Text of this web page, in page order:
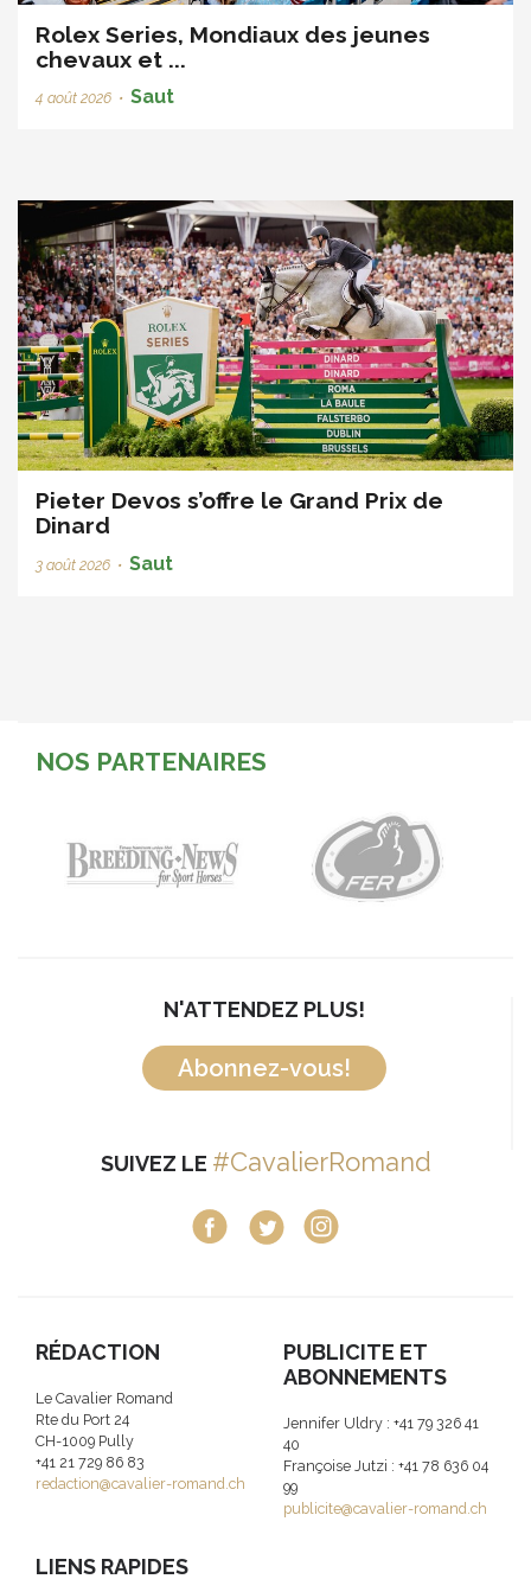
Rolex Series, Mondiaux des jeunes
chevaux et ...
4 août 2026 • Saut
Pieter Devos s’offre le Grand Prix de
Dinard
3 août 2026 • Saut
NOS PARTENAIRES
N'ATTENDEZ PLUS!
Abonnez-vous!
SUIVEZ LE #CavalierRomand
RÉDACTION
Le Cavalier Romand
Rte du Port 24
CH-1009 Pully
+41 21 729 86 83
redaction@cavalier-romand.ch
PUBLICITE ET
ABONNEMENTS
Jennifer Uldry : +41 79 326 41
40
Françoise Jutzi : +41 78 636 04
99
publicite@cavalier-romand.ch
LIENS RAPIDES